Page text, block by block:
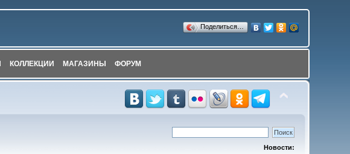
Поделиться…
КОЛЛЕКЦИИ МАГАЗИНЫ ФОРУМ
Новости: